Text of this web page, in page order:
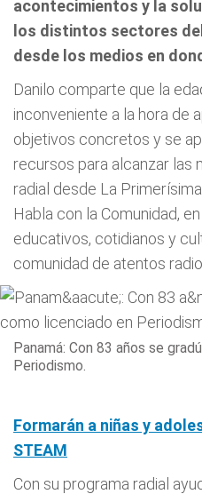
acontecimientos y la
los distintos sectores
desde los medios en
Danilo comparte que la
inconveniente a la hora de
objetivos concretos y se
recursos para alcanzar las
radial desde La
Habla con la Comunidad,
educativos, cotidianos y
comunidad de atentos
Panamá: Con 83 años se
Periodismo.
Formarán a niñas y
STEAM
Con su programa radial